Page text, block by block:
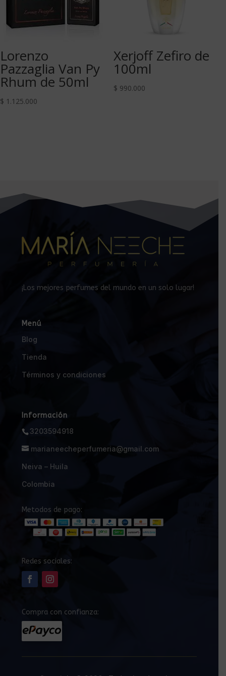
Lorenzo
Pazzaglia Van Py
Rhum de 50ml
$ 1.125.000
Xerjoff Zefiro de
100ml
$ 990.000
¡Los mejores perfumes del mundo en un solo lugar!
Menú
Blog
Tienda
Términos y condiciones
Información
3203594918
marianeecheperfumeria@gmail.com
Neiva – Huila
Colombia
Metodos de pago:
Redes sociales:
Compra con confianza: